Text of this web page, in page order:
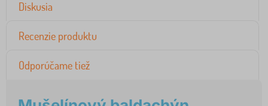
Diskusia
Recenzie produktu
Odporúčame tiež